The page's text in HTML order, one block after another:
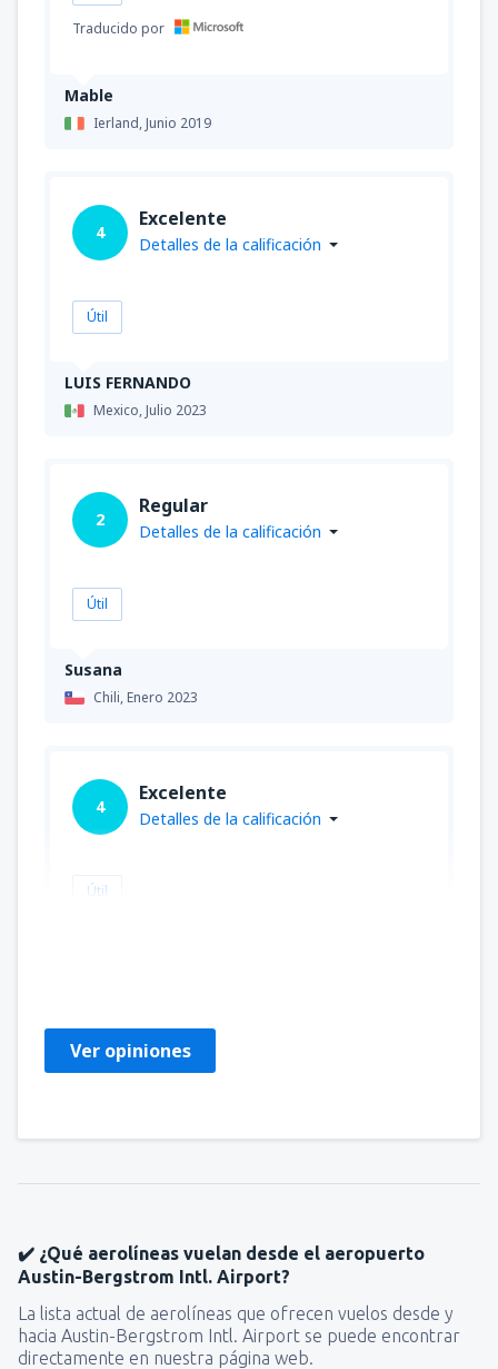
Mable
Ierland,Junio 2019
Traducido por
LUIS FERNANDO
Mexico,Julio 2023
4
Excelente
Detalles de la calificación
Útil
Susana
Chili,Enero 2023
2
Regular
Detalles de la calificación
Útil
4
Excelente
Detalles de la calificación
Útil
Ver opiniones
✔️ ¿Qué aerolíneas vuelan desde el aeropuerto
Austin-Bergstrom Intl. Airport?
La lista actual de aerolíneas que ofrecen vuelos desde y
hacia Austin-Bergstrom Intl. Airport se puede encontrar
directamente en nuestra página web.